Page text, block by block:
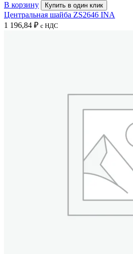
В корзину Купить в один клик
Центральная шайба ZS2646 INA
1 196,84 ₽ с НДС